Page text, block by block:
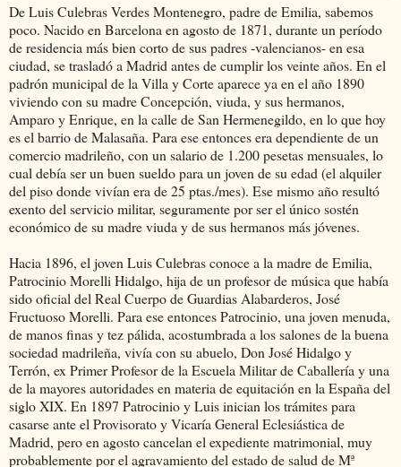
De Luis Culebras Verdes Montenegro, padre de Emilia, sabemos
poco. Nacido en Barcelona en agosto de 1871, durante un período
de residencia más bien corto de sus padres -valencianos- en esa
ciudad, se trasladó a Madrid antes de cumplir los veinte años. En el
padrón municipal de la Villa y Corte aparece ya en el año 1890
viviendo con su madre Concepción, viuda, y sus hermanos,
Amparo y Enrique, en la calle de San Hermenegildo, en lo que hoy
es el barrio de Malasaña. Para ese entonces era dependiente de un
comercio madrileño, con un salario de 1.200 pesetas mensuales, lo
cual debía ser un buen sueldo para un joven de su edad (el alquiler
del piso donde vivían era de 25 ptas./mes). Ese mismo año resultó
exento del servicio militar, seguramente por ser el único sostén
económico de su madre viuda y de sus hermanos más jóvenes.
Hacia 1896, el joven Luis Culebras conoce a la madre de Emilia,
Patrocinio Morelli Hidalgo, hija de un profesor de música que había
sido oficial del Real Cuerpo de Guardias Alabarderos, José
Fructuoso Morelli. Para ese entonces Patrocinio, una joven menuda,
de manos finas y tez pálida, acostumbrada a los salones de la buena
sociedad madrileña, vivía con su abuelo, Don José Hidalgo y
Terrón, ex Primer Profesor de la Escuela Militar de Caballería y una
de la mayores autoridades en materia de equitación en la España del
siglo XIX. En 1897 Patrocinio y Luis inician los trámites para
casarse ante el Provisorato y Vicaría General Eclesiástica de
Madrid, pero en agosto cancelan el expediente matrimonial, muy
probablemente por el agravamiento del estado de salud de Mª